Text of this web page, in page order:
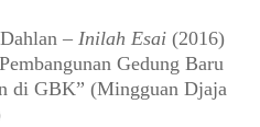
– Inilah Esai (2016)
Gedung Baru
di GBK” (Mingguan Djaja